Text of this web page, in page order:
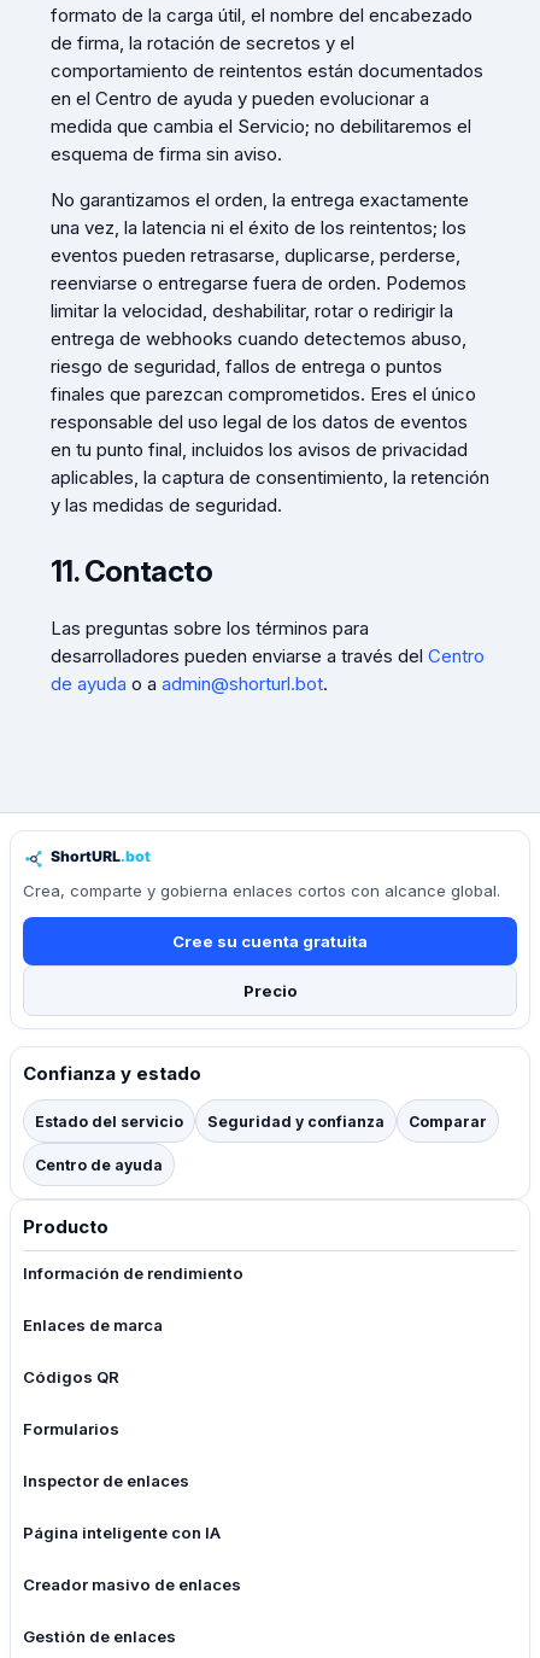
formato de la carga útil, el nombre del encabezado
de firma, la rotación de secretos y el
comportamiento de reintentos están documentados
en el Centro de ayuda y pueden evolucionar a
medida que cambia el Servicio; no debilitaremos el
esquema de firma sin aviso.
No garantizamos el orden, la entrega exactamente
una vez, la latencia ni el éxito de los reintentos; los
eventos pueden retrasarse, duplicarse, perderse,
reenviarse o entregarse fuera de orden. Podemos
limitar la velocidad, deshabilitar, rotar o redirigir la
entrega de webhooks cuando detectemos abuso,
riesgo de seguridad, fallos de entrega o puntos
finales que parezcan comprometidos. Eres el único
responsable del uso legal de los datos de eventos
en tu punto final, incluidos los avisos de privacidad
aplicables, la captura de consentimiento, la retención
y las medidas de seguridad.
11. Contacto
Las preguntas sobre los términos para
desarrolladores pueden enviarse a través del Centro
de ayuda o a admin@shorturl.bot.
Crea, comparte y gobierna enlaces cortos con alcance global.
Cree su cuenta gratuita
Precio
Confianza y estado
Estado del servicio Seguridad y confianza Comparar
Centro de ayuda
Producto
Información de rendimiento
Enlaces de marca
Códigos QR
Formularios
Inspector de enlaces
Página inteligente con IA
Creador masivo de enlaces
Gestión de enlaces